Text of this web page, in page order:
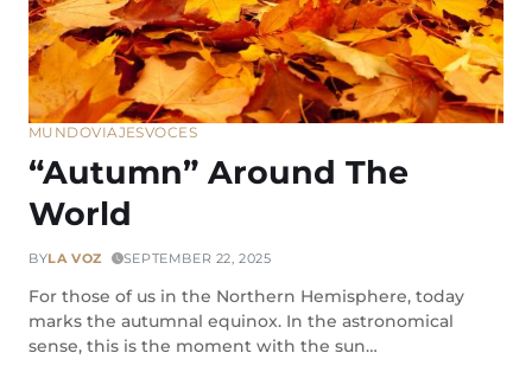
MUNDOVIAJESVOCES
“Autumn” Around The
World
BYLA VOZ SEPTEMBER 22, 2025
For those of us in the Northern Hemisphere, today
marks the autumnal equinox. In the astronomical
sense, this is the moment with the sun…